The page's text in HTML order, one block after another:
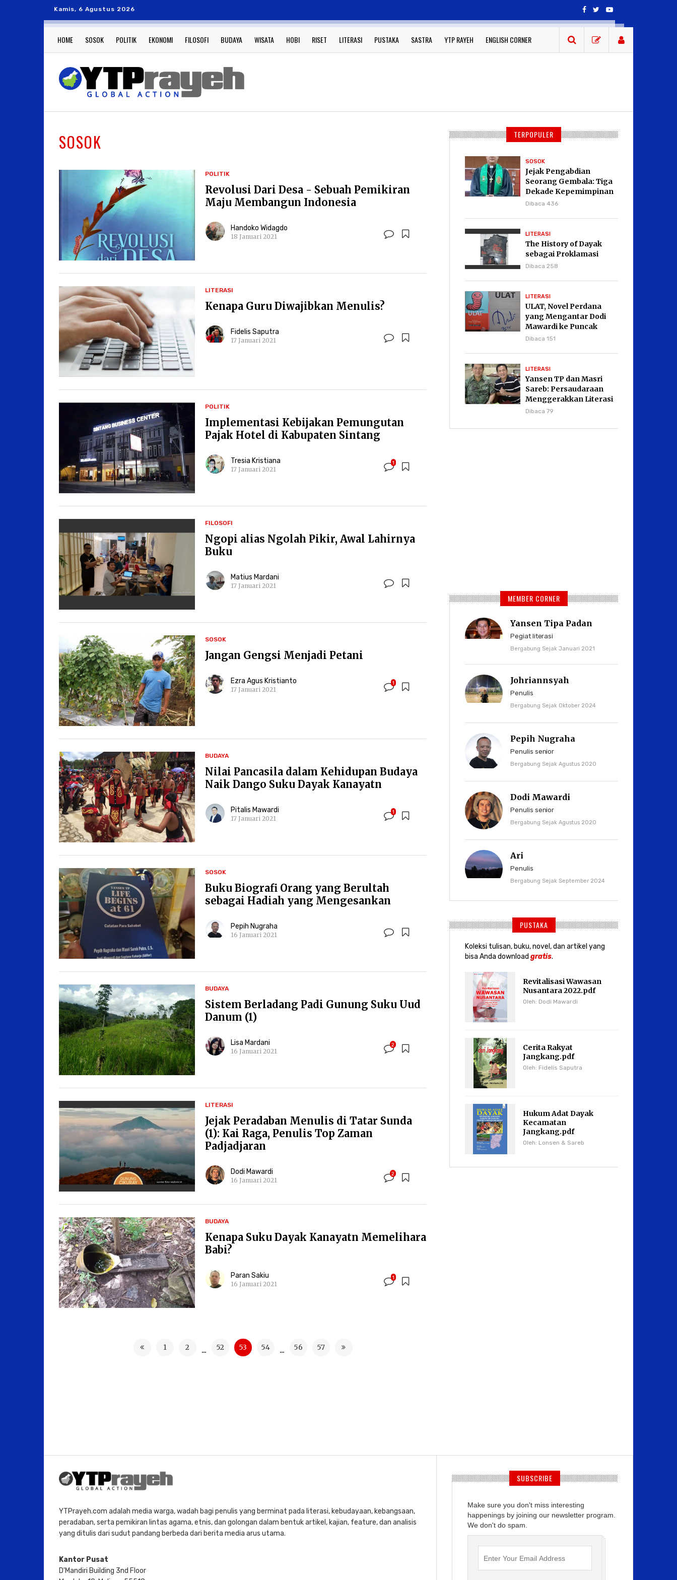
Kamis, 6 Agustus 2026
HOME SOSOK POLITIK EKONOMI FILOSOFI BUDAYA WISATA HOBI RISET LITERASI PUSTAKA SASTRA YTP RAYEH ENGLISH CORNER
SOSOK
POLITIK
Revolusi Dari Desa - Sebuah Pemikiran
Maju Membangun Indonesia
Handoko Widagdo
18 Januari 2021
LITERASI
Kenapa Guru Diwajibkan Menulis?
Fidelis Saputra
17 Januari 2021
POLITIK
Implementasi Kebijakan Pemungutan
Pajak Hotel di Kabupaten Sintang
Tresia Kristiana
17 Januari 2021
1
FILOSOFI
Ngopi alias Ngolah Pikir, Awal Lahirnya
Buku
Matius Mardani
17 Januari 2021
SOSOK
Jangan Gengsi Menjadi Petani
Ezra Agus Kristianto
17 Januari 2021
1
BUDAYA
Nilai Pancasila dalam Kehidupan Budaya
Naik Dango Suku Dayak Kanayatn
Pitalis Mawardi
17 Januari 2021
1
SOSOK
Buku Biografi Orang yang Berultah
sebagai Hadiah yang Mengesankan
Pepih Nugraha
16 Januari 2021
BUDAYA
Sistem Berladang Padi Gunung Suku Uud
Danum (1)
Lisa Mardani
16 Januari 2021
2
LITERASI
Jejak Peradaban Menulis di Tatar Sunda
(1): Kai Raga, Penulis Top Zaman
Padjadjaran
Dodi Mawardi
16 Januari 2021
2
BUDAYA
Kenapa Suku Dayak Kanayatn Memelihara
Babi?
Paran Sakiu
16 Januari 2021
1
1 2 ... 52 53 54 ... 56 57
TERPOPULER
SOSOK
Jejak Pengabdian
Seorang Gembala: Tiga
Dekade Kepemimpinan
Pdt. Dr. Yulius Daud di
Dibaca 436
LITERASI
The History of Dayak
sebagai Proklamasi
Dibaca 258
LITERASI
ULAT, Novel Perdana
yang Mengantar Dodi
Mawardi ke Puncak
Karier Kepenulisan
Dibaca 151
LITERASI
Yansen TP dan Masri
Sareb: Persaudaraan
Menggerakkan Literasi
Borneo
Dibaca 79
MEMBER CORNER
Yansen Tipa Padan
Pegiat literasi
Bergabung Sejak Januari 2021
Johriannsyah
Penulis
Bergabung Sejak Oktober 2024
Pepih Nugraha
Penulis senior
Bergabung Sejak Agustus 2020
Dodi Mawardi
Penulis senior
Bergabung Sejak Agustus 2020
Ari
Penulis
Bergabung Sejak September 2024
PUSTAKA
Koleksi tulisan, buku, novel, dan artikel yang
bisa Anda download gratis.
Revitalisasi Wawasan
Nusantara 2022.pdf
Oleh: Dodi Mawardi
Cerita Rakyat
Jangkang.pdf
Oleh: Fidelis Saputra
Hukum Adat Dayak
Kecamatan
Jangkang.pdf
Oleh: Lonsen & Sareb
YTPrayeh.com adalah media warga, wadah bagi penulis yang berminat pada literasi, kebudayaan, kebangsaan,
peradaban, serta pemikiran lintas agama, etnis, dan golongan dalam bentuk artikel, kajian, feature, dan analisis
yang ditulis dari sudut pandang berbeda dari berita media arus utama.
Kantor Pusat
D'Mandiri Building 3nd Floor
SUBSCRIBE
Make sure you don't miss interesting
happenings by joining our newsletter program.
We don't do spam.